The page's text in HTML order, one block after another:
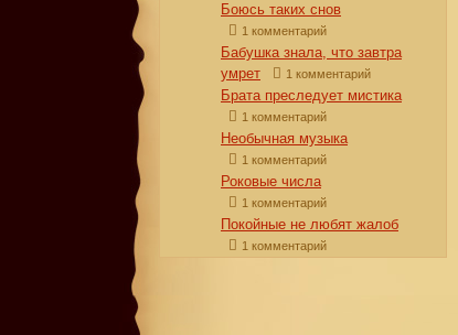
Боюсь таких снов
1 комментарий
Бабушка знала, что завтра
умрет
1 комментарий
Брата преследует мистика
1 комментарий
Необычная музыка
1 комментарий
Роковые числа
1 комментарий
Покойные не любят жалоб
1 комментарий